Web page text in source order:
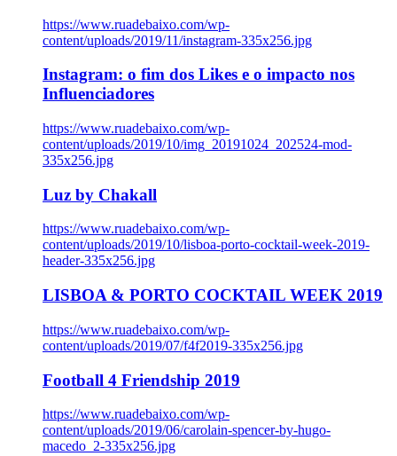
https://www.ruadebaixo.com/wp-
content/uploads/2019/11/instagram-335x256.jpg
Instagram: o fim dos Likes e o impacto nos
Influenciadores
https://www.ruadebaixo.com/wp-
content/uploads/2019/10/img_20191024_202524-mod-
335x256.jpg
Luz by Chakall
https://www.ruadebaixo.com/wp-
content/uploads/2019/10/lisboa-porto-cocktail-week-2019-
header-335x256.jpg
LISBOA & PORTO COCKTAIL WEEK 2019
https://www.ruadebaixo.com/wp-
content/uploads/2019/07/f4f2019-335x256.jpg
Football 4 Friendship 2019
https://www.ruadebaixo.com/wp-
content/uploads/2019/06/carolain-spencer-by-hugo-
macedo_2-335x256.jpg